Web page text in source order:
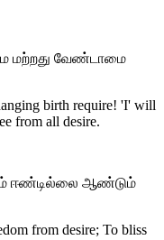
மற்றது வேண்டாமை
birth require! 'I' will
from all desire.
ஈண்டில்லை ஆண்டும்
from desire; To bliss